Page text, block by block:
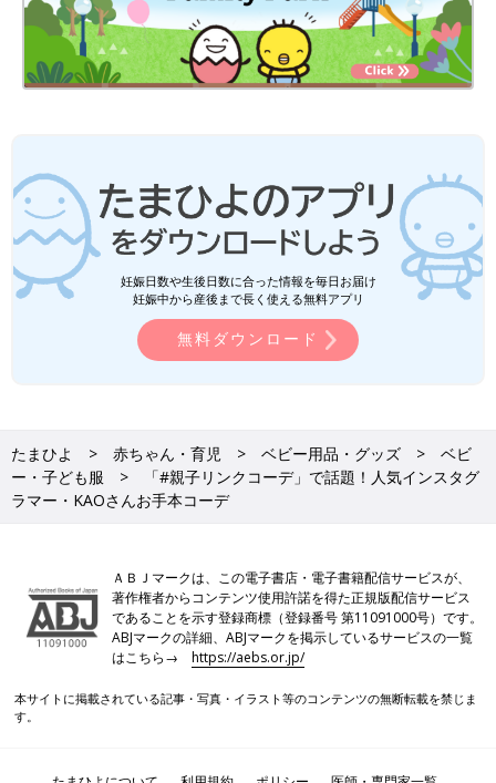
妊娠日数や生後日数に合った情報を毎日お届け
妊娠中から産後まで長く使える無料アプリ
無料ダウンロード
たまひよ 赤ちゃん・育児 ベビー用品・グッズ
ベビ
ー・子ども服
「#親子リンクコーデ」で話題！人気インスタグ
ラマー・KAOさんお手本コーデ
ＡＢＪマークは、この電子書店・電子書籍配信サービスが、
著作権者からコンテンツ使用許諾を得た正規版配信サービス
であることを示す登録商標（登録番号 第11091000号）です。
ABJマークの詳細、ABJマークを掲示しているサービスの一覧
はこちら→https://aebs.or.jp/
本サイトに掲載されている記事・写真・イラスト等のコンテンツの無断転載を禁じま
す。